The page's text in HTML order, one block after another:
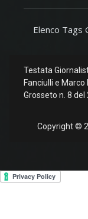
Elenco Tags
Testata
Fanciulli e
Grosseto n. 8
Copyright ©